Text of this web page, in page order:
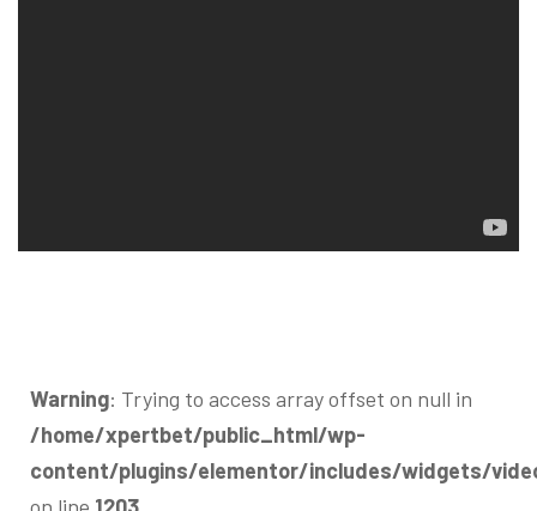
Warning: Trying to access array offset on null in
/home/xpertbet/public_html/wp-
content/plugins/elementor/includes/widgets/